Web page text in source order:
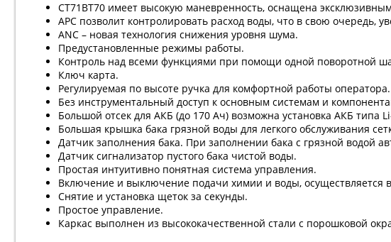
CT71ВT70 имеет высокую маневренность, оснащена
APC позволит контролировать расход воды, что в свою очередь,
ANC – новая технология снижения уровня шума.
Предустановленные режимы работы.
Контроль над всеми функциями при помощи одной поворотной
Ключ карта.
Регулируемая по высоте ручка для комфортной работы оператора.
Без инструментальный доступ к основным системам и
Большой отсек для АКБ (до 170 Ач) возможна установка АКБ типа
Большая крышка бака грязной воды для легкого обслуживания
Датчик заполнения бака. При заполнении бака с грязной водой
Датчик сигнализатор пустого бака чистой воды.
Простая интуитивно понятная система управления.
Включение и выключение подачи химии и воды, осуществляется
Снятие и установка щеток за секунды.
Простое управление.
Каркас выполнен из высококачественной стали с порошковой